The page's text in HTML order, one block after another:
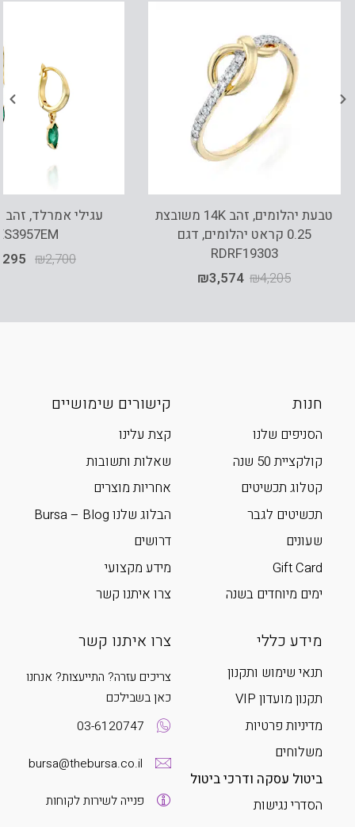
טבעת יהלומים, זהב 14K משובצת
0.25 קראט יהלומים, דגם
RDRF19303
₪4,205
₪3,574
₪2,700
חנות
הסניפים שלנו
קולקציית 50 שנה
קטלוג תכשיטים
תכשיטים לגבר
שעונים
Gift Card
ימים מיוחדים בשנה
קישורים שימושיים
קצת עלינו
שאלות ותשובות
אחריות מוצרים
הבלוג שלנו Bursa – Blog
דרושים
מידע מקצועי
צרו איתנו קשר
מידע כללי
תנאי שימוש ותקנון
תקנון מועדון VIP
מדיניות פרטיות
משלוחים
ביטול עסקה ודרכי ביטול
הסדרי נגישות
צרו איתנו קשר
צריכים עזרה? התייעצות? אנחנו
כאן בשבילכם
03-6120747
bursa@thebursa.co.il
פנייה לשירות לקוחות